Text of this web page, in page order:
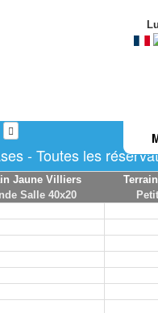
- Toutes les
Jaune Villiers
Salle 40x20